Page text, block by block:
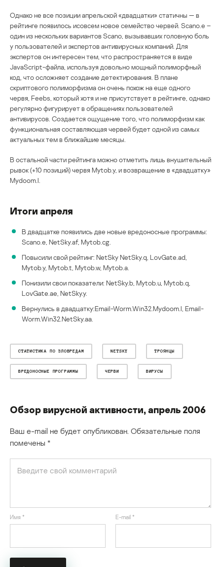
Однако не все позиции апрельской «двадцатки» статичны — в
рейтинге появилось исовсем новое семейство червей. Scano.e –
один из нескольких вариантов Scano, вызывавших головную боль
у пользователей и экспертов антивирусных компаний. Для
экспертов он интересен тем, что распространяется в виде
JavaScript-файла, используя довольно мощный полиморфный
код, что осложняет создание детектирования. В плане
скриптового полиморфизма он очень похож на еще одного
червя, Feebs, который хотя и не присутствует в рейтинге, однако
регулярно фигурирует в обращениях пользователей
антивирусов. Создается ощущение того, что полиморфизм как
функциональная составляющая червей будет одной из самых
актуальных тем в ближайшие месяцы.
В остальной части рейтинга можно отметить лишь внушительный
рывок (+10 позиций) червя Mytob.y, и возвращение в «двадцатку»
Mydoom.l.
Итоги апреля
В двадцатке появились две новые вредоносные программы:
Scano.e, NetSky.af, Mytob.cg.
Повысили свой рейтинг: NetSky NetSky.q, LovGate.ad,
Mytob.y, Mytob.t, Mytob.w, Mytob.a.
Понизили свои показатели: NetSky.b, Mytob.u, Mytob.q,
LovGate.ae, NetSky.y.
Вернулись в двадцатку:Email-Worm.Win32.Mydoom.l, Email-
Worm.Win32.NetSky.aa.
СТАТИСТИКА ПО ЗЛОВРЕДАМ NETSKY ТРОЯНЦЫ
ВРЕДОНОСНЫЕ ПРОГРАММЫ ЧЕРВИ ВИРУСЫ
Обзор вирусной активности, апрель 2006
Ваш e-mail не будет опубликован. Обязательные поля
помечены *
Имя * E-mail *